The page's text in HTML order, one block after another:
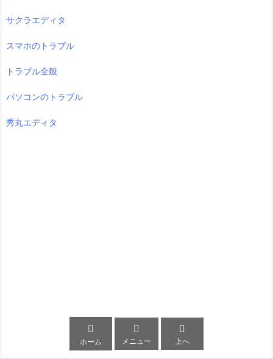
サクラエディタ
スマホのトラブル
トラブル全般
パソコンのトラブル
秀丸エディタ

ホーム

メニュー

上へ